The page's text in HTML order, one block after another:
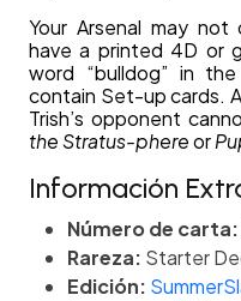
Your Arsenal may
have a printed 4D or
word “bulldog” in
contain Set-up cards.
Trish’s opponent
the Stratus-phereor
Información
Número de carta:
Rareza: Starter
Edición: